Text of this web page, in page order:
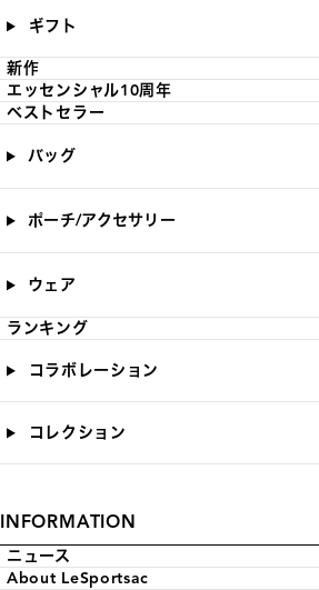
ギフト
新作
エッセンシャル10周年
ベストセラー
バッグ
ポーチ/アクセサリー
ウェア
ランキング
コラボレーション
コレクション
INFORMATION
ニュース
About LeSportsac